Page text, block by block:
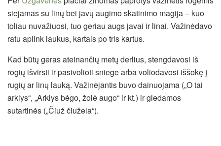
siejamas su linų bei javų augimo skatinimo magija – kuo
toliau nuvažiuosi, tuo geriau augs javai ir linai. Važinėdavo
ratu aplink laukus, kartais po tris kartus.
Kad būtų geras ateinančių metų derlius, stengdavosi iš
rogių išvirsti ir pasivolioti sniege arba voliodavosi iššokę į
rugių ar linų lauką. Važinėjantis buvo dainuojama („O tai
arklys“, „Arklys bėgo, žolė augo“ ir kt.) ir giedamos
sutartinės („Čiuž čiužela“).